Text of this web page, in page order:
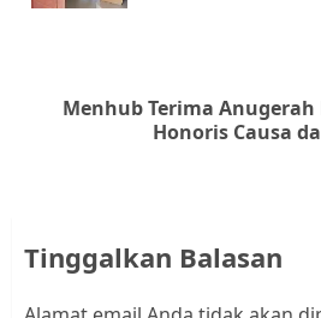
NextMenhub Terima
Honoris Causa
Tinggalkan Balasan